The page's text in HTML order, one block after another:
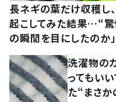
長ネギの葉だけ収穫し
起こしてみた結果…“驚
の瞬間を目にしたのか」
洗濯物の
ってもい
た“まさ